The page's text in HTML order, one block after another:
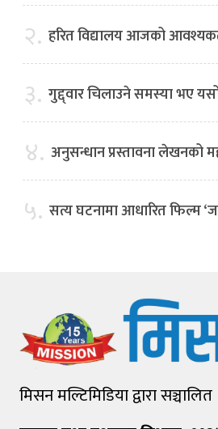
२. हरित विद्यालय आजको
३. गुद्द्वार चिलाउने समस्या भए
४. अनुसन्धान प्रस्तावना लेखनको
५. सत्य घटनामा आधारित फिल्म
मिसन मल्टिमिडिया द्वारा सञ्चालित